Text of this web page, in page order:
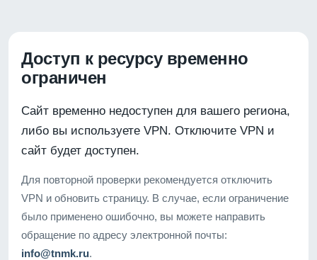
Доступ к ресурсу временно
ограничен
Сайт временно недоступен для вашего региона,
либо вы используете VPN. Отключите VPN и
сайт будет доступен.
Для повторной проверки рекомендуется отключить
VPN и обновить страницу. В случае, если ограничение
было применено ошибочно, вы можете направить
обращение по адресу электронной почты:
info@tnmk.ru.